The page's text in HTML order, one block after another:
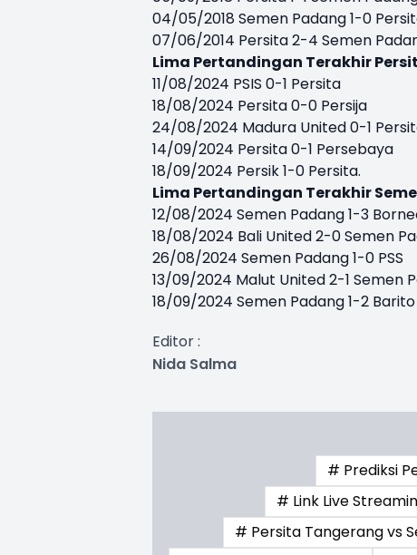
04/05/2018 Semen Padang 1-0
07/06/2014 Persita 2-4 Semen
Lima Pertandingan Terakhir
11/08/2024 PSIS 0-1 Persita
18/08/2024 Persita 0-0 Persija
24/08/2024 Madura United 0-1
14/09/2024 Persita 0-1 Persebaya
18/09/2024 Persik 1-0 Persita.
Lima Pertandingan Terakhir
12/08/2024 Semen Padang 1-3
18/08/2024 Bali United 2-0 Semen
26/08/2024 Semen Padang 1-0 PSS
13/09/2024 Malut United 2-1 Semen
18/09/2024 Semen Padang 1-2
Editor :
Nida Salma
# Prediksi
# Link Live
# Persita Tangerang vs